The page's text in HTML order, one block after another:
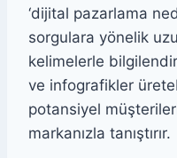
‘dijital pazarlama
sorgulara yönelik
kelimelerle
ve infografikler
potansiyel
markanızla tanıştırır.